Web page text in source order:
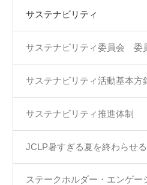
サステナビリティ
サステナビリティ委員会 委
サステナビリティ活動基本方
サステナビリティ推進体制
JCLP暑すぎる夏を終わらせ
ステークホルダー・エンゲー